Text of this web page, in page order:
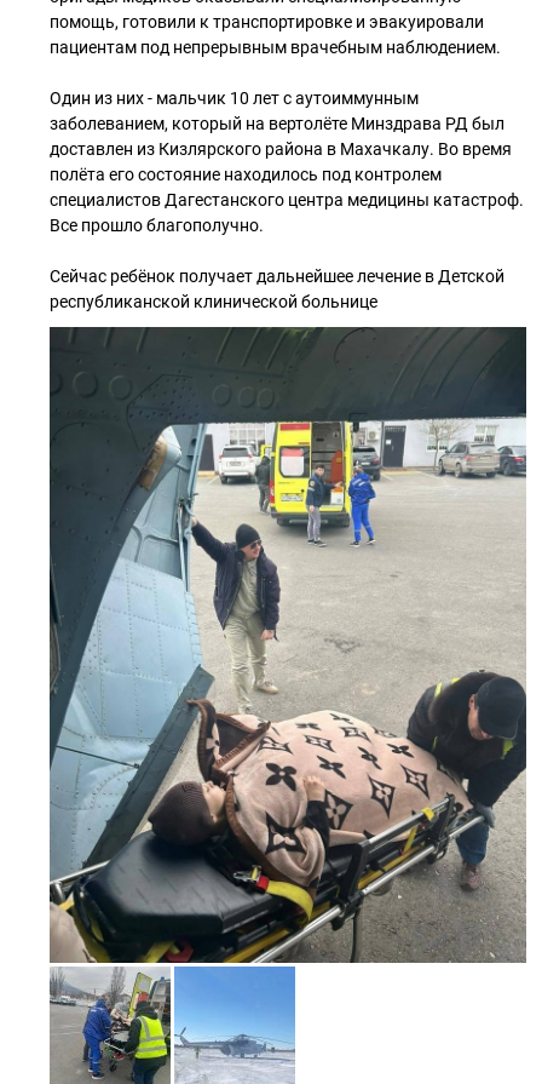
помощь, готовили к транспортировке и эвакуировали
пациентам под непрерывным врачебным наблюдением.
Один из них - мальчик 10 лет с аутоиммунным
заболеванием, который на вертолёте Минздрава РД был
доставлен из Кизлярского района в Махачкалу. Во время
полёта его состояние находилось под контролем
специалистов Дагестанского центра медицины катастроф.
Все прошло благополучно.
Сейчас ребёнок получает дальнейшее лечение в Детской
республиканской клинической больнице